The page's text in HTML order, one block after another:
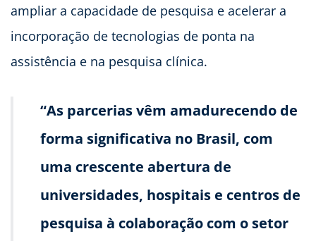
ampliar a capacidade de pesquisa e acelerar a
incorporação de tecnologias de ponta na
assistência e na pesquisa clínica.
“As parcerias vêm amadurecendo de
forma significativa no Brasil, com
uma crescente abertura de
universidades, hospitais e centros de
pesquisa à colaboração com o setor